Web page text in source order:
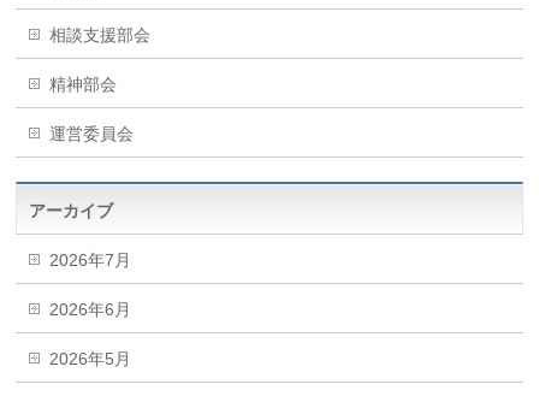
相談支援部会
精神部会
運営委員会
アーカイブ
2026年7月
2026年6月
2026年5月